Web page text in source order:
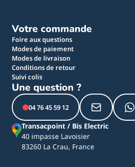
Votre commande
Foire aux questions
Modes de paiement
Modes de livraison
Conditions de retour
Suivi colis
Une question ?
04 76 45 59 12
Transacpoint / Bis Electric
40 impasse Lavoisier
83260 La Crau, France